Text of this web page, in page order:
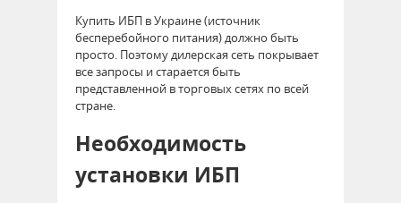
Купить ИБП в Украине (источник
бесперебойного питания) должно быть
просто. Поэтому дилерская сеть покрывает
все запросы и старается быть
представленной в торговых сетях по всей
стране.
Необходимость
установки ИБП